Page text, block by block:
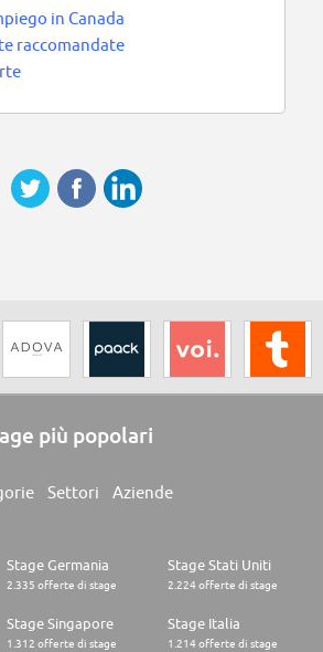
in Canada
raccomandate
più popolari
Settori Aziende
Stage Germania
2.335 offerte di stage
Stage Stati Uniti
2.224 offerte di stage
Stage Singapore
1.312 offerte di stage
Stage Italia
1.214 offerte di stage